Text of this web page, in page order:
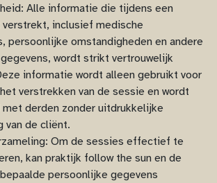
Alle informatie die tijdens een
inclusief medische
persoonlijke omstandigheden en andere
wordt strikt vertrouwelijk
informatie wordt alleen gebruikt voor
verstrekken van de sessie en wordt
derden zonder uitdrukkelijke
van de cliënt.
Om de sessies effectief te
kan praktijk follow the sun en de
persoonlijke gegevens